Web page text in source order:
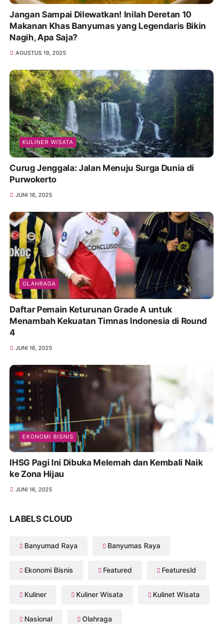
Jangan Sampai Dilewatkan! Inilah Deretan 10
Makanan Khas Banyumas yang Legendaris Bikin
Nagih, Apa Saja?
AGUSTUS 19, 2025
KULINER WISATA
Curug Jenggala: Jalan Menuju Surga Dunia di
Purwokerto
JUNI 16, 2025
OLAHRAGA
Daftar Pemain Keturunan Grade A untuk
Menambah Kekuatan Timnas Indonesia di Round
4
JUNI 16, 2025
EKONOMI BISNIS
IHSG Pagi Ini Dibuka Melemah dan Kembali Naik
ke Zona Hijau
JUNI 16, 2025
LABELS CLOUD
Banyumad Raya Banyumas Raya
Ekonomi Bisnis Featured Featuresld
Kuliner Kuliner Wisata Kulinet Wisata
Nasional Olahraga